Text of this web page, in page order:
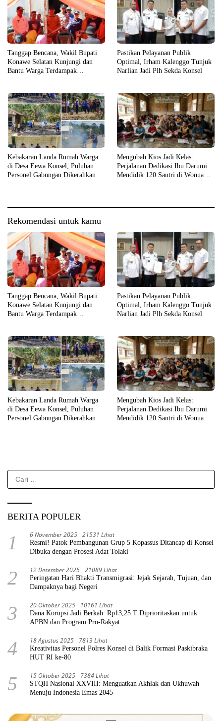
Tanggap Bencana, Wakil Bupati
Konawe Selatan Kunjungi dan
Bantu Warga Terdampak
Pastikan Pelayanan Publik
Optimal, Irham Kalenggo Tunjuk
Narlian Jadi Plh Sekda Konsel
Kebakaran Landa Rumah Warga
di Desa Eewa Konsel, Puluhan
Personel Gabungan Dikerahkan
Mengubah Kios Jadi Kelas:
Perjalanan Dedikasi Ibu Darumi
Mendidik 120 Santri di Wonua
Rekomendasi untuk kamu
Tanggap Bencana, Wakil Bupati
Konawe Selatan Kunjungi dan
Bantu Warga Terdampak
Pastikan Pelayanan Publik
Optimal, Irham Kalenggo Tunjuk
Narlian Jadi Plh Sekda Konsel
Kebakaran Landa Rumah Warga
di Desa Eewa Konsel, Puluhan
Personel Gabungan Dikerahkan
Mengubah Kios Jadi Kelas:
Perjalanan Dedikasi Ibu Darumi
Mendidik 120 Santri di Wonua
Cari
untuk:
BERITA POPULER
1 6 November 2025 21531 Lihat
Resmi! Patok Pembangunan Grup 5 Kopassus Ditancap di Konsel
Dibuka dengan Prosesi Adat Tolaki
2 12 Desember 2025 21089 Lihat
Peringatan Hari Bhakti Transmigrasi: Jejak Sejarah, Tujuan, dan
Dampaknya bagi Negeri
3 20 Oktober 2025 10161 Lihat
Dana Korupsi Jadi Berkah: Rp13,25 T Diprioritaskan untuk
APBN dan Program Pro-Rakyat
4 18 Agustus 2025 7813 Lihat
Kreativitas Personel Polres Konsel di Balik Formasi Paskibraka
HUT RI ke-80
5 15 Oktober 2025 7384 Lihat
STQH Nasional XXVIII: Menguatkan Akhlak dan Ukhuwah
Menuju Indonesia Emas 2045